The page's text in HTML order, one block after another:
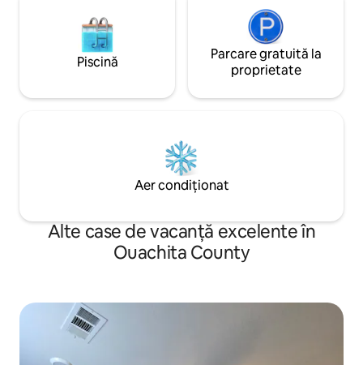
Piscină
Parcare gratuită la
proprietate
Aer condiționat
Alte case de vacanță excelente în
Ouachita County